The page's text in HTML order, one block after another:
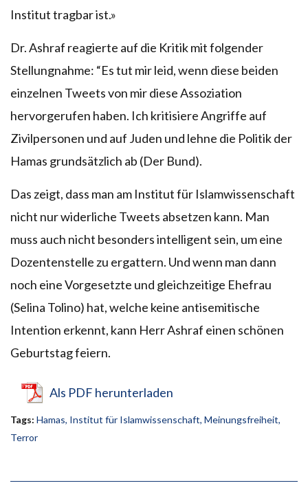
Institut tragbar ist.»
Dr. Ashraf reagierte auf die Kritik mit folgender
Stellungnahme: “Es tut mir leid, wenn diese beiden
einzelnen Tweets von mir diese Assoziation
hervorgerufen haben. Ich kritisiere Angriffe auf
Zivilpersonen und auf Juden und lehne die Politik der
Hamas grundsätzlich ab (Der Bund).
Das zeigt, dass man am Institut für Islamwissenschaft
nicht nur widerliche Tweets absetzen kann. Man
muss auch nicht besonders intelligent sein, um eine
Dozentenstelle zu ergattern. Und wenn man dann
noch eine Vorgesetzte und gleichzeitige Ehefrau
(Selina Tolino) hat, welche keine antisemitische
Intention erkennt, kann Herr Ashraf einen schönen
Geburtstag feiern.
Als PDF herunterladen
Tags: Hamas, Institut für Islamwissenschaft, Meinungsfreiheit,
Terror